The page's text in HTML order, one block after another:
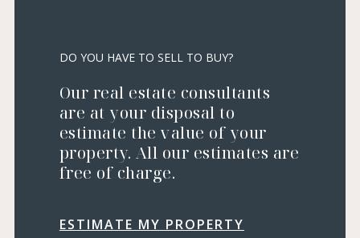
DO YOU HAVE TO SELL TO BUY?
Our real estate consultants
are at your disposal to
estimate the value of your
property. All our estimates are
free of charge.
ESTIMATE MY PROPERTY